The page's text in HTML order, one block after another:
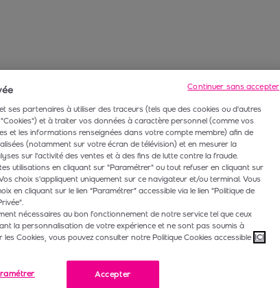
ses partenaires à utiliser des traceurs (tels que des cookies ou d'autres
et à traiter vos données à caractère personnel (comme vos
et les informations renseignées dans votre compte membre) afin de
(notamment sur votre écran de télévision) et en mesurer la
sur l'activité des ventes et à des fins de lutte contre la fraude.
utilisations en cliquant sur "Paramétrer" ou tout refuser en cliquant sur
choix s'appliquent uniquement sur ce navigateur et/ou terminal. Vous
en cliquant sur le lien “Paramétrer” accessible via le lien "Politique de
nécessaires au bon fonctionnement de notre service tel que ceux
la personnalisation de votre expérience et ne sont pas soumis à
Cookies, vous pouvez consulter notre Politique Cookies accessible ICI
Accepter
Continuer sans accepter